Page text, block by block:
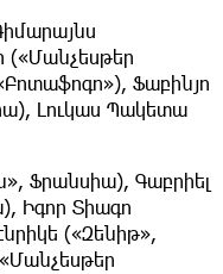
(«Մանչեսթեր
Ֆաբինյո
Լուկաս Պակետա
Ֆրանսիա), Գաբրիել
Իգոր Տիագո
(«Զենիթ»,